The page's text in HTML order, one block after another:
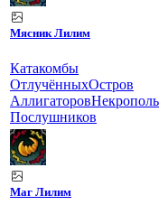
Мясник Лилим
Катакомбы
ОтлучённыхОстров
АллигаторовНекрополь
Послушников
Маг Лилим